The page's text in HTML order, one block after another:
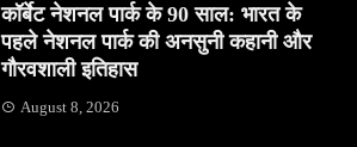
कॉर्बेट नेशनल पार्क के 90 साल: भारत के
पहले नेशनल पार्क की अनसुनी कहानी और
गौरवशाली इतिहास
August 8, 2026